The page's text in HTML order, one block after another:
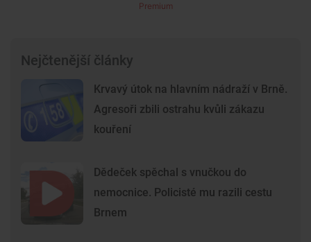
Premium
Nejčtenější články
Krvavý útok na hlavním nádraží v Brně.
Agresoři zbili ostrahu kvůli zákazu
kouření
Dědeček spěchal s vnučkou do
nemocnice. Policisté mu razili cestu
Brnem